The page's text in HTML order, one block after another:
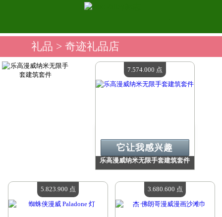
礼品 > 奇迹礼品店
乐高漫威纳米无限手套建筑套件
现有数量：4
它让我感兴趣
7.574.000 点
5.823.900 点 3.680.600 点